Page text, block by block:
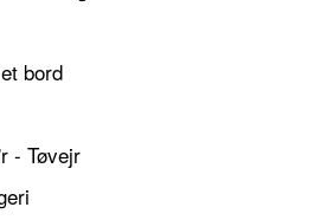
bord
- Tøvejr